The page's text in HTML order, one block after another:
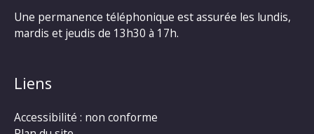
Une permanence téléphonique est assurée les lundis,
mardis et jeudis de 13h30 à 17h.
Liens
Accessibilité : non conforme